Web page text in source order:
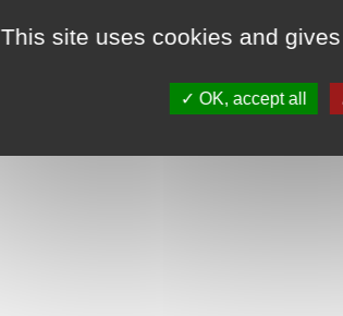
This site uses cookies and
OK, accept all